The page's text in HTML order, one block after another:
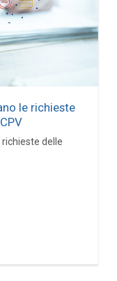
le richieste
delle